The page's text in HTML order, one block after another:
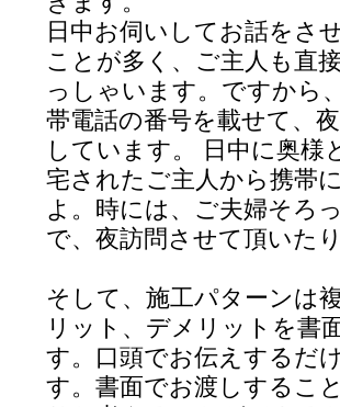
日中お伺いしてお話をさ
ことが多く、ご主人も直
っしゃいます。ですから
帯電話の番号を載せて、
しています。 日中に奥様
宅されたご主人から携帯
よ。時には、ご夫婦そろ
で、夜訪問させて頂いた
そして、施工パターンは
リット、デメリットを書
す。口頭でお伝えするだ
す。書面でお渡しするこ